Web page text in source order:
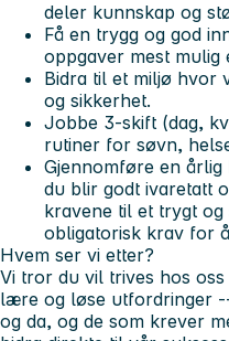
deler kunnskap og
Få en trygg og god
oppgaver mest mulig
Bidra til et miljø hvor
og sikkerhet.
Jobbe 3-skift (dag,
rutiner for søvn,
Gjennomføre en
du blir godt ivaretatt
kravene til et trygt og
obligatorisk krav for
Hvem ser vi etter?
Vi tror du vil trives hos
lære og løse utfordringer
og da, og de som krever